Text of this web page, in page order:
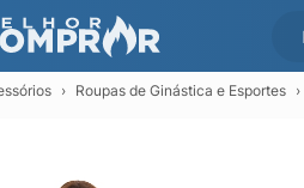
Roupas de Ginástica e Esportes